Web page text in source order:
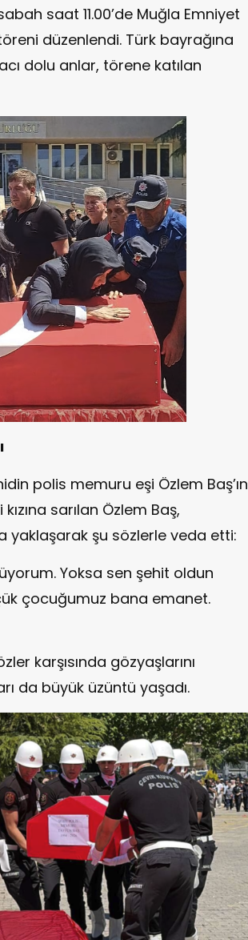
saat 11.00’de Muğla Emniyet
düzenlendi. Türk bayrağına
dolu anlar, törene katılan
polis memuru eşi Özlem Baş’ın
sarılan Özlem Baş,
yaklaşarak şu sözlerle veda etti:
Yoksa sen şehit oldun
çocuğumuz bana emanet.
karşısında gözyaşlarını
da büyük üzüntü yaşadı.